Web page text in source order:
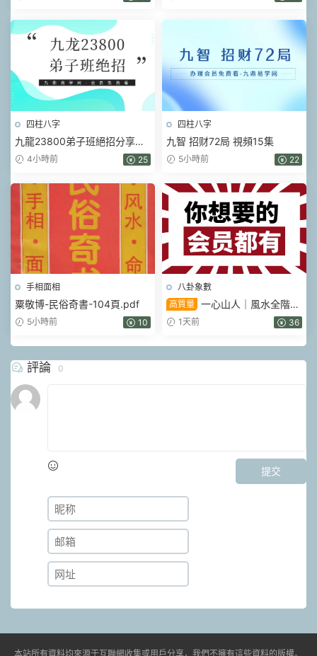
例精解、兇宅案例精解》202
頁
四柱八字
九龍23800弟子班絕招分享會
視頻6集
4小時前 25
四柱八字
九智 招财72局 視頻15集
5小時前 22
手相面相
粟敬博-民俗奇書-104頁.pdf
5小時前 10
八卦象數
高質量 一心山人｜風水全階
113集系統課，從入門到實戰一
1天前 36
評論 0
提交
本站所有資料均來源于互聯網收集或用戶分享，我們不擁有這些資料的版權。